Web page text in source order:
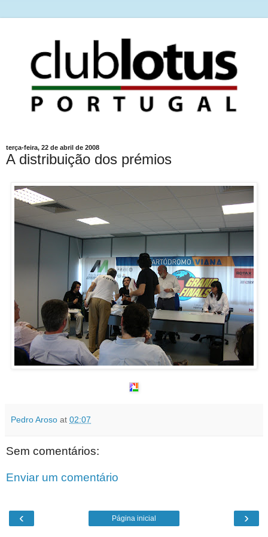
terça-feira, 22 de abril de 2008
A distribuição dos prémios
Pedro Aroso at 02:07
Sem comentários:
Enviar um comentário
‹ ›
Página inicial